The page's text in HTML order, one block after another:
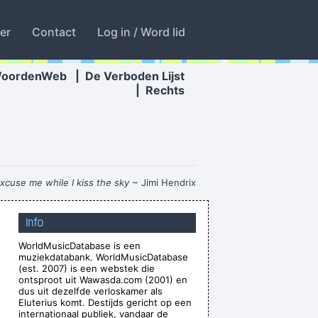
Contact Log in / Word lid
De Verboden Lijst
Rechts
me while I kiss the sky ~ Jimi Hendrix
introducing Bono when he received his
MTV Free Your Mind award, Nov. 1999
of the music that I make~ Gavin Rossdale
disapproval that means anything.~ Agneta
Fältskog
were so many fantastic singles~ Paul
Info
WorldMusicDatabase is een
muziekdatabank. WorldMusicDatabase
(est. 2007) is een webstek die
ontsproot uit Wawasda.com (2001) en
dus uit dezelfde verloskamer als
Eluterius komt. Destijds gericht op een
internationaal publiek, vandaar de